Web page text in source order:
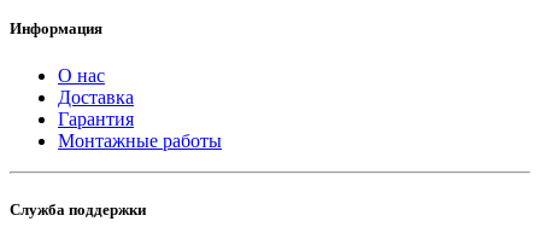
Информация
О нас
Доставка
Гарантия
Монтажные работы
Служба поддержки